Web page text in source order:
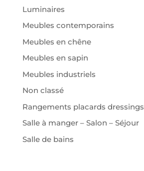
Luminaires
Meubles contemporains
Meubles en chêne
Meubles en sapin
Meubles industriels
Non classé
Rangements placards dressings
Salle à manger – Salon – Séjour
Salle de bains